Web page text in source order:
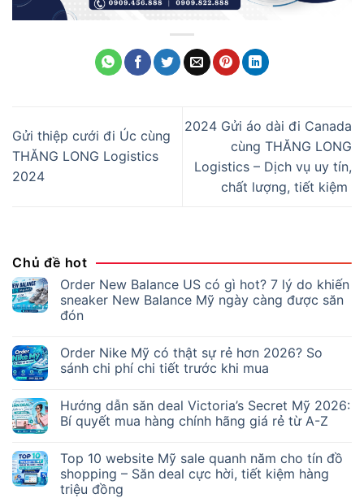
Gửi thiệp cưới đi Úc cùng
THĂNG LONG Logistics
2024
2024 Gửi áo dài đi Canada
cùng THĂNG LONG
Logistics – Dịch vụ uy tín,
chất lượng, tiết kiệm
Chủ đề hot
Order New Balance US có gì hot? 7 lý do khiến
sneaker New Balance Mỹ ngày càng được săn
đón
Order Nike Mỹ có thật sự rẻ hơn 2026? So
sánh chi phí chi tiết trước khi mua
Hướng dẫn săn deal Victoria’s Secret Mỹ 2026:
Bí quyết mua hàng chính hãng giá rẻ từ A-Z
Top 10 website Mỹ sale quanh năm cho tín đồ
shopping – Săn deal cực hời, tiết kiệm hàng
triệu đồng